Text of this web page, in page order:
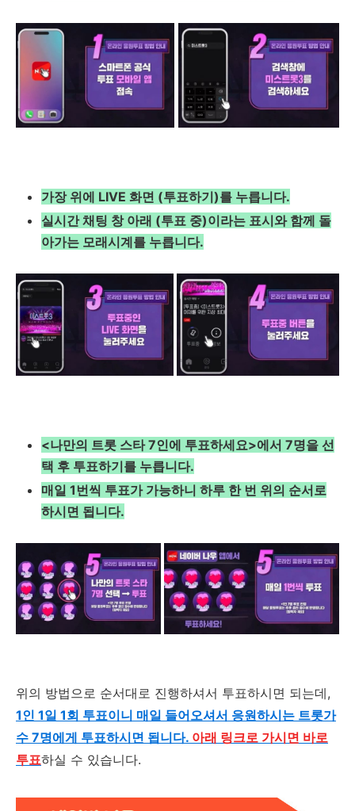
가장 위에 LIVE 화면 (투표하기)를 누릅니다.
실시간 채팅 창 아래 (투표 중)이라는 표시와 함께 돌
아가는 모래시계를 누릅니다.
<나만의 트롯 스타7인에 투표하세요>에서 7명을 선
택 후 투표하기를 누릅니다.
매일 1번씩 투표가 가능하니 하루 한 번 위의 순서로
하시면 됩니다.
위의 방법으로 순서대로 진행하셔서 투표하시면 되는데,
1인 1일 1회 투표이니 매일 들어오셔서 응원하시는 트롯가
수 7명에게 투표하시면 됩니다. 아래 링크로 가시면 바로
투표하실 수 있습니다.